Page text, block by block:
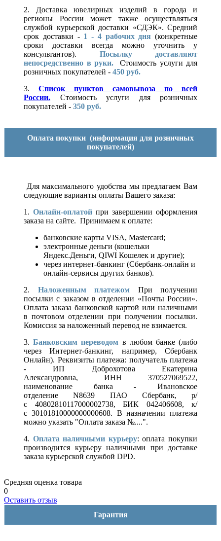
2. Доставка ювелирных изделий в города и
регионы России может также осуществляться
службой курьерской доставки «СДЭК». Средний
срок доставки - 1 - 4 рабочих дня (конкретные
сроки доставки всегда можно уточнить у
консультантов). Посылку доставляют
непосредственно в руки.
Стоимость услуги для
розничных покупателей - 450 руб.
3. Список пунктов самовывоза по всей
России.
Стоимость услуги для розничных
покупателей - 350 руб.
Оплата покупки (информация для розничных
покупателей)
Для максимального удобства мы предлагаем Вам
следующие варианты оплаты Вашего заказа:
1. Онлайн-оплатой при завершении оформления
заказа на сайте. Принимаем к оплате:
банковские карты VISA, Mastercard;
электронные деньги (кошельки
Яндекс.Деньги, QIWI Кошелек и другие);
через интернет-банкинг (Сбербанк-онлайн и
онлайн-сервисы других банков).
2. Наложенным платежом При получении
посылки с заказом в отделении «Почты России».
Оплата заказа банковской картой или наличными
в почтовом отделении при получении посылки.
Комиссия за наложенный перевод не взимается.
3.Банковским переводом в любом банке (либо
через Интернет-банкинг, например, Сбербанк
Онлайн). Реквизиты платежа: получатель платежа
- ИП Доброхотова Екатерина
Александровна, ИНН 370527069522,
наименование банка - Ивановское
отделение N8639 ПАО Сбербанк, р/
с 40802810117000002738, БИК 042406608, к/
с 30101810000000000608. В назначении платежа
можно указать "Оплата заказа №....".
4. Оплата наличными курьеру: оплата покупки
производится курьеру наличными при доставке
заказа курьерской службой DPD.
Средняя оценка товара
0
Оставить отзыв
Гарантия